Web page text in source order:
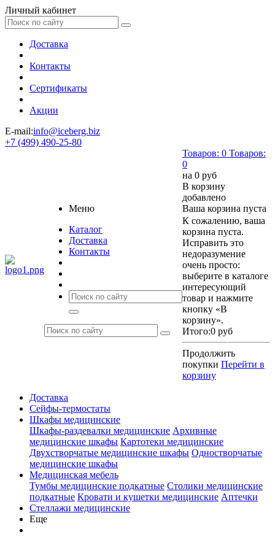
Личный кабинет
Доставка
Контакты
Сертификаты
Акции
E-mail:info@iceberg.biz
+7 (499) 490-25-80
Меню
Каталог
Доставка
Контакты
Товаров: 0 Товаров:
0
на 0 руб
В корзину
добавлено
Ваша корзина пуста
К сожалению, ваша
корзина пуста.
Исправить это
недоразумение
очень просто:
выберите в каталоге
интересующий
товар и нажмите
кнопку «В
корзину».
Итого:0 руб
Продолжить
покупки Перейти в
корзину
Доставка
Сейфы-термостаты
Шкафы медицинские
Шкафы-раздевалки медицинские Архивные
медицинские шкафы Картотеки медицинские
Двухстворчатые медицинские шкафы Одностворчатые
медицинские шкафы
Медицинская мебель
Тумбы медицинские подкатные Столики медицинские
подкатные Кровати и кушетки медицинские Аптечки
Стеллажи медицинские
Еще